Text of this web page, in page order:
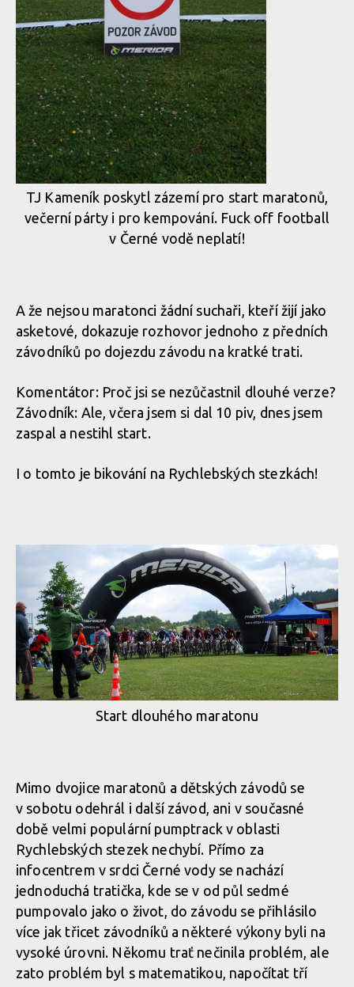
TJ Kameník poskytl zázemí pro start maratonů,
večerní párty i pro kempování. Fuck off football
v Černé vodě neplatí!
A že nejsou maratonci žádní suchaři, kteří žijí jako
asketové, dokazuje rozhovor jednoho z předních
závodníků po dojezdu závodu na kratké trati.
Komentátor: Proč jsi se nezůčastnil dlouhé verze?
Závodník: Ale, včera jsem si dal 10 piv, dnes jsem
zaspal a nestihl start.
I o tomto je bikování na Rychlebských stezkách!
Start dlouhého maratonu
Mimo dvojice maratonů a dětských závodů se
v sobotu odehrál i další závod, ani v současné
době velmi populární pumptrack v oblasti
Rychlebských stezek nechybí. Přímo za
infocentrem v srdci Černé vody se nachází
jednoduchá tratička, kde se v od půl sedmé
pumpovalo jako o život, do závodu se přihlásilo
více jak třicet závodníků a některé výkony byli na
vysoké úrovni. Někomu trať nečinila problém, ale
zato problém byl s matematikou, napočítat tří